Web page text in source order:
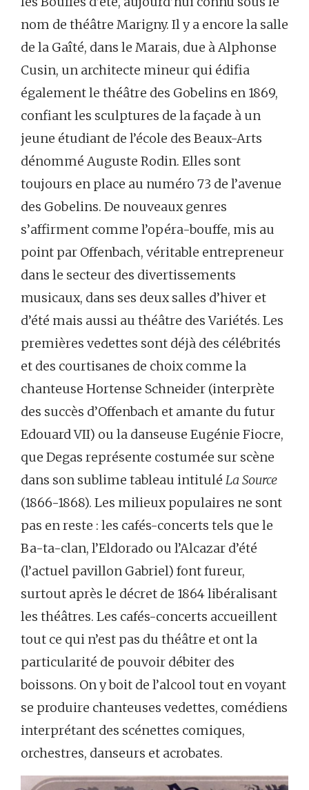
nom de théâtre Marigny. Il y a encore la salle
de la Gaîté, dans le Marais, due à Alphonse
Cusin, un architecte mineur qui édifia
également le théâtre des Gobelins en 1869,
confiant les sculptures de la façade à un
jeune étudiant de l’école des Beaux-Arts
dénommé Auguste Rodin. Elles sont
toujours en place au numéro 73 de l’avenue
des Gobelins. De nouveaux genres
s’affirment comme l’opéra-bouffe, mis au
point par Offenbach, véritable entrepreneur
dans le secteur des divertissements
musicaux, dans ses deux salles d’hiver et
d’été mais aussi au théâtre des Variétés. Les
premières vedettes sont déjà des célébrités
et des courtisanes de choix comme la
chanteuse Hortense Schneider (interprète
des succès d’Offenbach et amante du futur
Edouard VII) ou la danseuse Eugénie Fiocre,
que Degas représente costumée sur scène
dans son sublime tableau intitulé La Source
(1866-1868). Les milieux populaires ne sont
pas en reste : les cafés-concerts tels que le
Ba-ta-clan, l’Eldorado ou l’Alcazar d’été
(l’actuel pavillon Gabriel) font fureur,
surtout après le décret de 1864 libéralisant
les théâtres. Les cafés-concerts accueillent
tout ce qui n’est pas du théâtre et ont la
particularité de pouvoir débiter des
boissons. On y boit de l’alcool tout en voyant
se produire chanteuses vedettes, comédiens
interprétant des scénettes comiques,
orchestres, danseurs et acrobates.